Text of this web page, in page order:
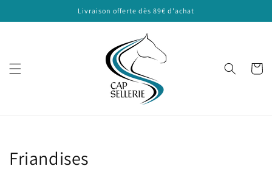
au
Livraison offerte dès 89€ d'achat
Panier
Collection:
Friandises